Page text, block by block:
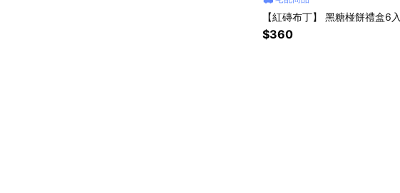
【紅磚布丁】 黑糖椪餅禮盒6入
$360